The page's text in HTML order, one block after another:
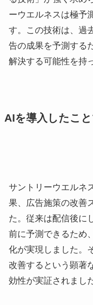
ーウエルネスは極予
す。この技術は、過
告の成果を予測する
解決する可能性を持
AIを導入したこ
サントリーウエルネ
果、広告施策の改善
た。従来は配信後に
前に予測できるため
化が実現しました。
改善するという顕著
効性が実証されまし